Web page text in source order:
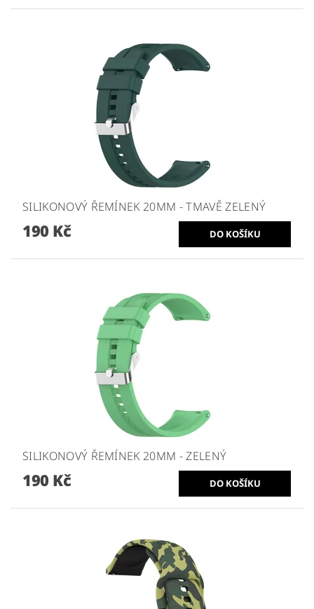
SILIKONOVÝ ŘEMÍNEK 20MM - TMAVĚ ZELENÝ
190 Kč
SILIKONOVÝ ŘEMÍNEK 20MM - ZELENÝ
190 Kč